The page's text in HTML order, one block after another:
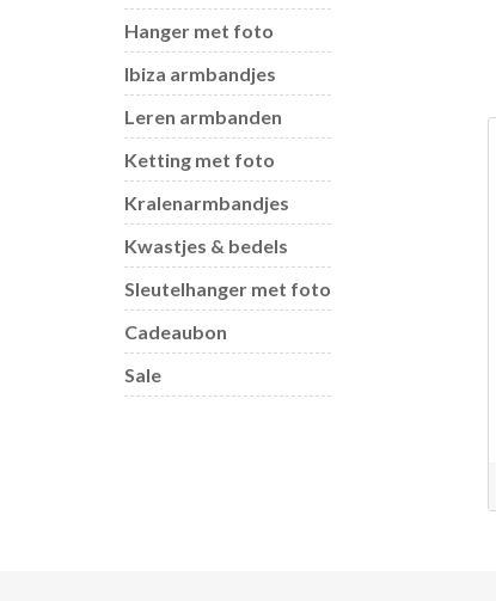
Hanger met foto
Ibiza armbandjes
Leren armbanden
Ketting met foto
Kralenarmbandjes
Kwastjes & bedels
Sleutelhanger met foto
Cadeaubon
Sale